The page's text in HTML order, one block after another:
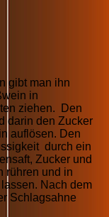
gibt man ihn
in
ziehen. Den
darin den Zucker
auflösen. Den
durch ein
Zucker und
rühren und in
Nach dem
Schlagsahne